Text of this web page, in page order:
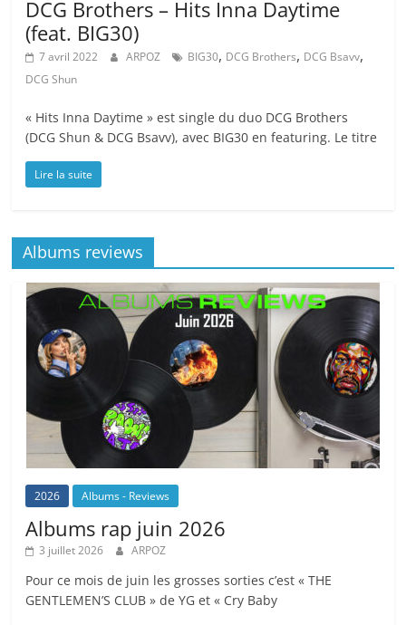
DCG Brothers – Hits Inna Daytime
(feat. BIG30)
7 avril 2022 ARPOZ BIG30, DCG Brothers, DCG Bsavv,
DCG Shun
« Hits Inna Daytime » est single du duo DCG Brothers
(DCG Shun & DCG Bsavv), avec BIG30 en featuring. Le titre
Lire la suite
Albums reviews
2026 Albums - Reviews
Albums rap juin 2026
3 juillet 2026 ARPOZ
Pour ce mois de juin les grosses sorties c’est « THE
GENTLEMEN’S CLUB » de YG et « Cry Baby